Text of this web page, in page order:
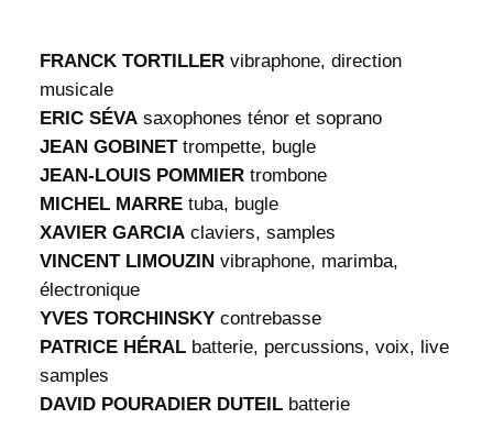
FRANCK TORTILLERvibraphone, direction
musicale
ERIC SÉVAsaxophones ténor et soprano
JEAN GOBINETtrompette, bugle
JEAN-LOUIS POMMIERtrombone
MICHEL MARREtuba, bugle
XAVIER GARCIAclaviers, samples
VINCENT LIMOUZINvibraphone, marimba,
électronique
YVES TORCHINSKY contrebasse
PATRICE HÉRALbatterie, percussions, voix, live
samples
DAVID POURADIER DUTEILbatterie